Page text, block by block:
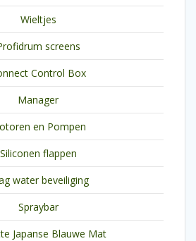
Wieltjes
screens
Control Box
Manager
en Pompen
Siliconen flappen
water beveiliging
Spraybar
Japanse Blauwe Mat